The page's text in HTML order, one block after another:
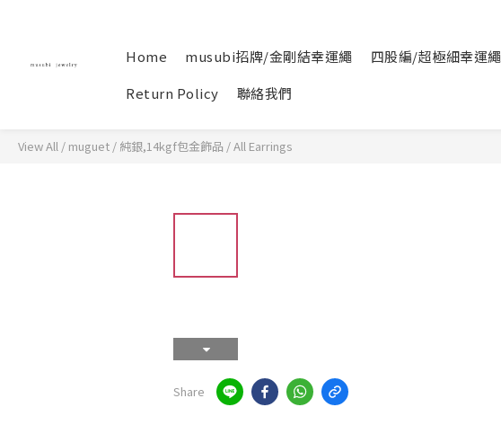
Home musubi招牌/金剛結幸運繩 四股編/超極細幸運繩
Return Policy
聯絡我們
View All / muguet / 純銀,14kgf包金飾品 /All Earrings
Share